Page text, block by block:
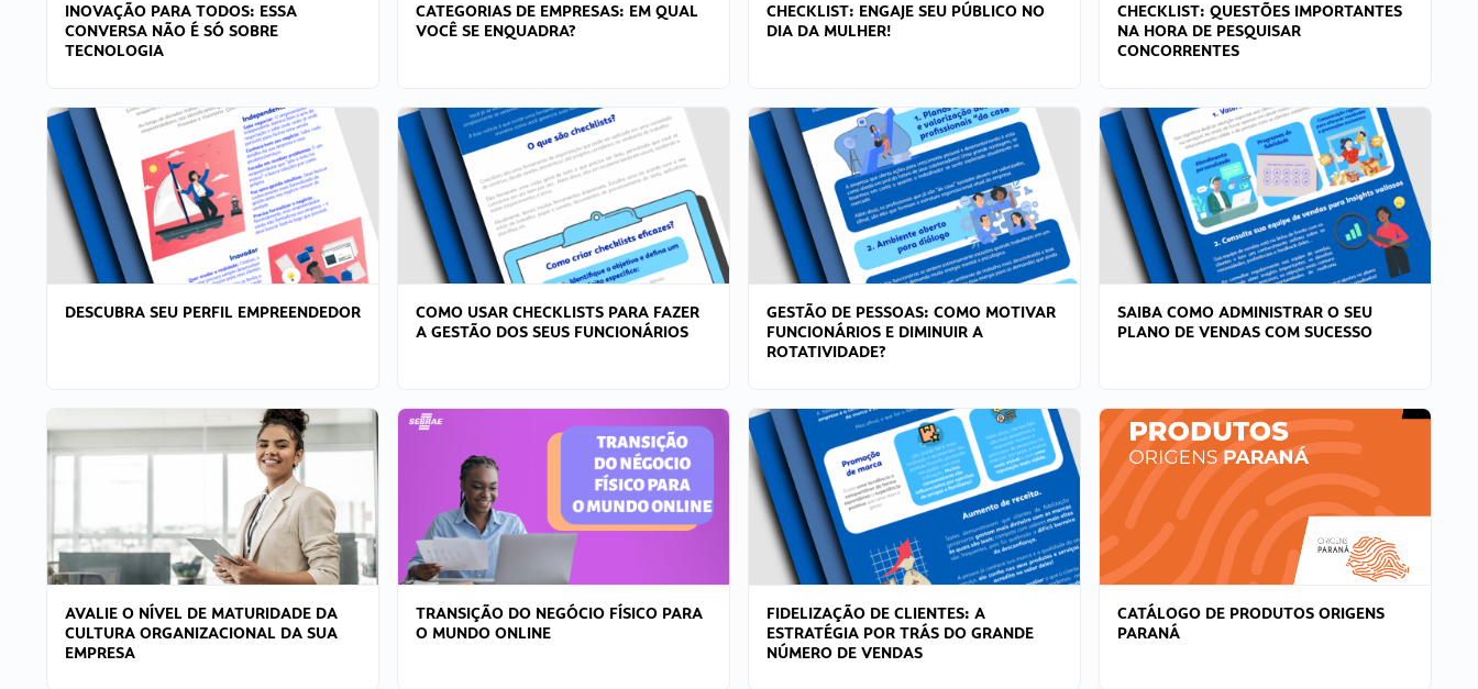
INOVAÇÃO PARA TODOS: ESSA
CONVERSA NÃO É SÓ SOBRE
TECNOLOGIA
CATEGORIAS DE EMPRESAS: EM QUAL
VOCÊ SE ENQUADRA?
CHECKLIST: ENGAJE SEU PÚBLICO NO
DIA DA MULHER!
CHECKLIST: QUESTÕES IMPORTANTES
NA HORA DE PESQUISAR
CONCORRENTES
DESCUBRA SEU PERFIL EMPREENDEDOR
COMO USAR CHECKLISTS PARA FAZER
A GESTÃO DOS SEUS FUNCIONÁRIOS
GESTÃO DE PESSOAS: COMO MOTIVAR
FUNCIONÁRIOS E DIMINUIR A
ROTATIVIDADE?
SAIBA COMO ADMINISTRAR O SEU
PLANO DE VENDAS COM SUCESSO
AVALIE O NÍVEL DE MATURIDADE DA
CULTURA ORGANIZACIONAL DA SUA
EMPRESA
TRANSIÇÃO DO NEGÓCIO FÍSICO PARA
O MUNDO ONLINE
FIDELIZAÇÃO DE CLIENTES: A
ESTRATÉGIA POR TRÁS DO GRANDE
NÚMERO DE VENDAS
CATÁLOGO DE PRODUTOS ORIGENS
PARANÁ